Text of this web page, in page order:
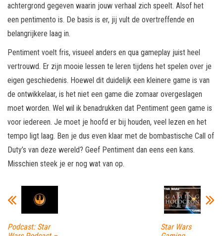
achtergrond gegeven waarin jouw verhaal zich speelt. Alsof het
een pentimento is. De basis is er, jij vult de overtreffende en
belangrijkere laag in.
Pentiment voelt fris, visueel anders en qua gameplay juist heel
vertrouwd. Er zijn mooie lessen te leren tijdens het spelen over je
eigen geschiedenis. Hoewel dit duidelijk een kleinere game is van
de ontwikkelaar, is het niet een game die zomaar overgeslagen
moet worden. Wel wil ik benadrukken dat Pentiment geen game is
voor iedereen. Je moet je hoofd er bij houden, veel lezen en het
tempo ligt laag. Ben je dus even klaar met de bombastische Call of
Duty’s van deze wereld? Geef Pentiment dan eens een kans.
Misschien steek je er nog wat van op.
Podcast: Star
Star Wars